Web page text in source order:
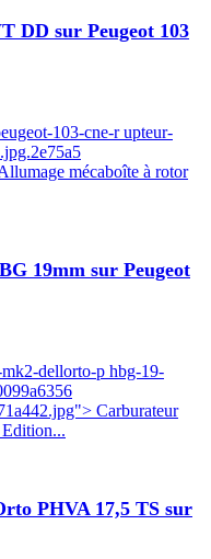
DD sur Peugeot 103
103-cne-r upteur-
mécaboîte à rotor
19mm sur Peugeot
dellorto-p hbg-19-
Carburateur
PHVA 17,5 TS sur